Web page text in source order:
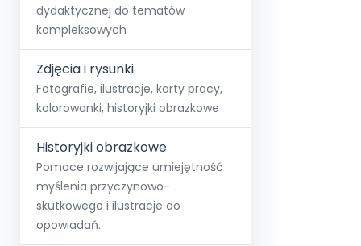
Akademia
Testuj przez 7 dni Pełen
Dodaj wpis
dydaktycznej do tematów
kompleksowych
Zdjęcia i rysunki
Fotografie, ilustracje, karty pracy,
kolorowanki, historyjki obrazkowe
Historyjki obrazkowe
Pomoce rozwijające umiejętność
myślenia przyczynowo-
skutkowego i ilustracje do
opowiadań.